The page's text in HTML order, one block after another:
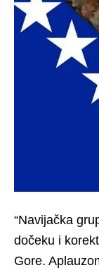
“Navijačka
dočeku i
Gore.